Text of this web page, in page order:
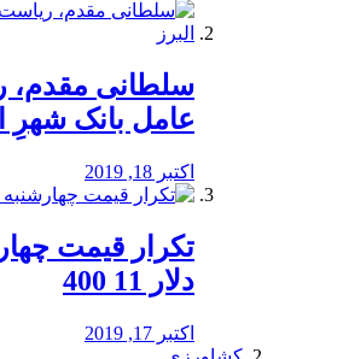
سلطانی مقدم،
عامل بانک شهرِ
اکتبر 18, 2019
تکرار قیمت
دلار 11 400
اکتبر 17, 2019